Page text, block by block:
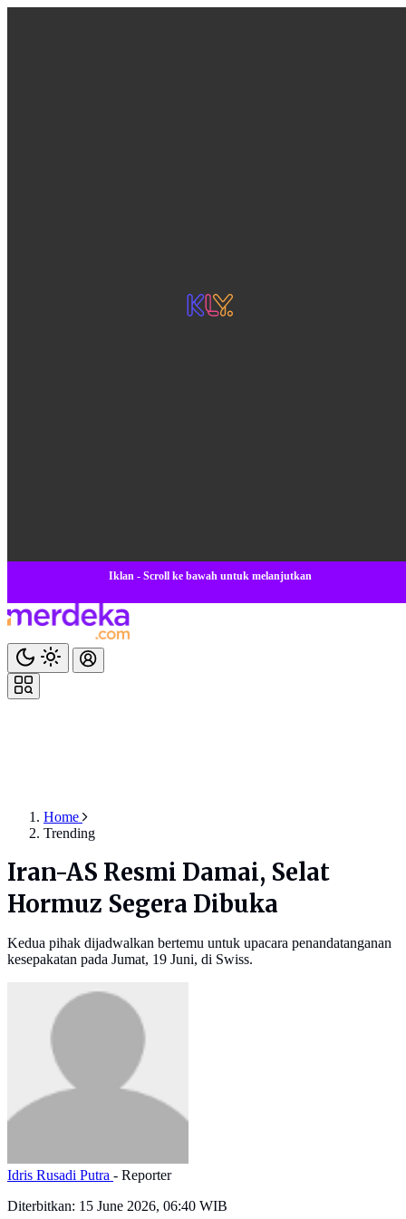
Iklan - Scroll ke bawah untuk melanjutkan
Home
Trending
Iran-AS Resmi Damai, Selat
Hormuz Segera Dibuka
Kedua pihak dijadwalkan bertemu untuk upacara penandatanganan
kesepakatan pada Jumat, 19 Juni, di Swiss.
Idris Rusadi Putra - Reporter
Diterbitkan: 15 June 2026, 06:40 WIB